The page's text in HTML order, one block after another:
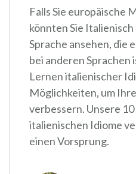
Falls Sie europäische
könnten Sie
Sprache ansehen, die
bei anderen Sprachen
Lernen italienischer
Möglichkeiten, um
verbessern. Unsere
italienischen Idiome
einen Vorsprung.